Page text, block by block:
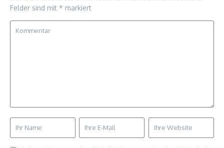
Felder sind mit * markiert